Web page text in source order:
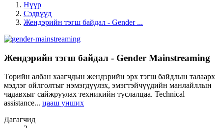
Нүүр
Сэдвүүд
Жендэрийн тэгш байдал - Gender ...
Жендэрийн тэгш байдал - Gender Mainstreaming
Төрийн албан хаагчдын жендэрийн эрх тэгш байдлын талаарх
мэдлэг ойлголтыг нэмэгдүүлэх, эмэгтэйчүүдийн манлайллын
чадавхыг сайжруулах техникийн туслалцаа. Technical
assistance... цааш унших
Дагагчид